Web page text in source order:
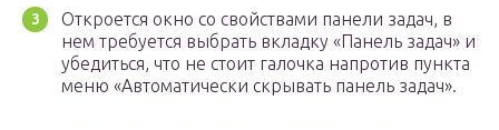
Откроется окно со свойствами панели задач, в
нем требуется выбрать вкладку «Панель задач» и
убедиться, что не стоит галочка напротив пункта
меню «Автоматически скрывать панель задач».